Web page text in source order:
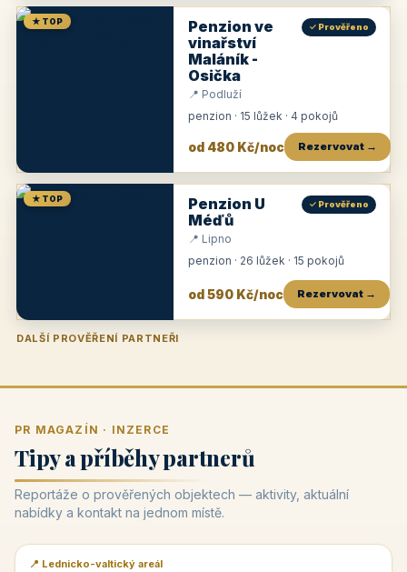
★ TOP
Penzion ve
vinařství
Maláník -
Osička
✓ Prověřeno
📍 Podluží
penzion · 15 lůžek · 4 pokojů
od 480 Kč/noc Rezervovat →
★ TOP
Penzion U
Méďů
✓ Prověřeno
📍 Lipno
penzion · 26 lůžek · 15 pokojů
od 590 Kč/noc Rezervovat →
DALŠÍ PROVĚŘENÍ PARTNEŘI
Penzion U Zámku Pension Faber
PR MAGAZÍN · INZERCE
Tipy a příběhy partnerů
Reportáže o prověřených objektech — aktivity, aktuální
nabídky a kontakt na jednom místě.
📰 PR článek
📍 Lednicko-valtický areál